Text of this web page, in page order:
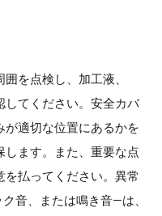
を点検し、加工液、
してください。安全カバ
が適切な位置にあるかを
ます。また、重要な点
払ってください。異常
音、または鳴き音—は、